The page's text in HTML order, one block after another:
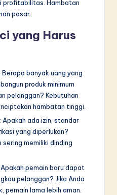
profitabilitas. Hambatan
pasar.
yang Harus
Berapa banyak uang yang
produk minimum
pelanggan? Kebutuhan
hambatan tinggi.
Apakah ada izin, standar
yang diperlukan?
memiliki dinding
Apakah pemain baru dapat
pelanggan? Jika Anda
pemain lama lebih aman.